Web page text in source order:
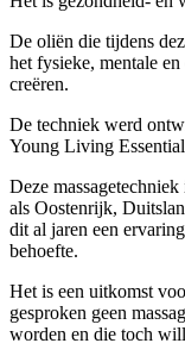
De oliën die tijdens
het fysieke, mentale
creëren.
De techniek werd
Young Living
Deze
als Oostenrijk,
dit al jaren een
behoefte.
Het is een uitkomst
gesproken geen
worden en die toch